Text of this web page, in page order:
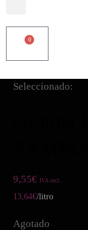
0
Seleccionado:
9,55€ IVA incl.
13,64€/litro
Agotado